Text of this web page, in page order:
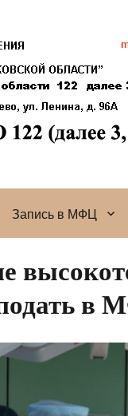
Запись в МФЦ
в